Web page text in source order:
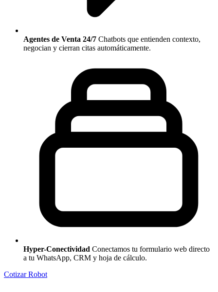
Agentes de Venta 24/7 Chatbots que entienden contexto,
negocian y cierran citas automáticamente.
Hyper-Conectividad Conectamos tu formulario web directo
a tu WhatsApp, CRM y hoja de cálculo.
Cotizar Robot